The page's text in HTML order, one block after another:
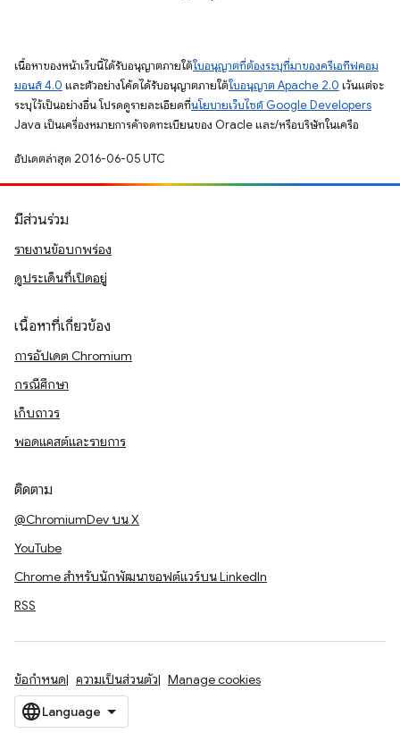
เนื้อหาของหน้าเว็บนี้ได้รับอนุญาตภายใต้ใบอนุญาตที่ต้องระบุที่มาของครีเอทีฟคอม
มอนส์ 4.0 และตัวอย่างโค้ดได้รับอนุญาตภายใต้ใบอนุญาต Apache 2.0 เว้นแต่จะ
ระบุไว้เป็นอย่างอื่น โปรดดูรายละเอียดที่นโยบายเว็บไซต์ Google Developers
Java เป็นเครื่องหมายการค้าจดทะเบียนของ Oracle และ/หรือบริษัทในเครือ
อัปเดตล่าสุด 2016-06-05 UTC
มีส่วนร่วม
รายงานข้อบกพร่อง
ดูประเด็นที่เปิดอยู่
เนื้อหาที่เกี่ยวข้อง
การอัปเดต Chromium
กรณีศึกษา
เก็บถาวร
พอดแคสต์และรายการ
ติดตาม
@ChromiumDev บน X
YouTube
Chrome สำหรับนักพัฒนาซอฟต์แวร์บน LinkedIn
RSS
ข้อกำหนด ความเป็นส่วนตัว Manage cookies